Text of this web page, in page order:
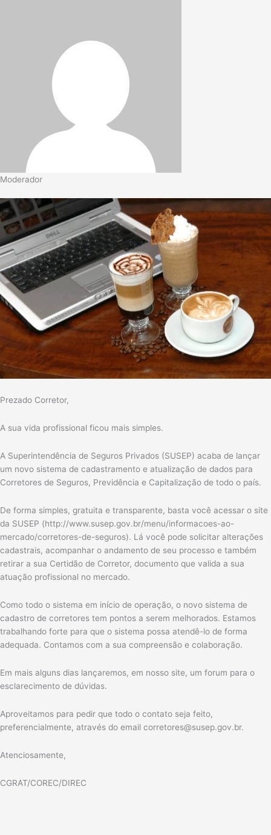
Moderador
Prezado Corretor,
A sua vida profissional ficou mais simples.
A Superintendência de Seguros Privados (SUSEP) acaba de lançar
um novo sistema de cadastramento e atualização de dados para
Corretores de Seguros, Previdência e Capitalização de todo o país.
De forma simples, gratuita e transparente, basta você acessar o site
da SUSEP (http://www.susep.gov.br/menu/informacoes-ao-
mercado/corretores-de-seguros). Lá você pode solicitar alterações
cadastrais, acompanhar o andamento de seu processo e também
retirar a sua Certidão de Corretor, documento que valida a sua
atuação profissional no mercado.
Como todo o sistema em início de operação, o novo sistema de
cadastro de corretores tem pontos a serem melhorados. Estamos
trabalhando forte para que o sistema possa atendê-lo de forma
adequada. Contamos com a sua compreensão e colaboração.
Em mais alguns dias lançaremos, em nosso site, um forum para o
esclarecimento de dúvidas.
Aproveitamos para pedir que todo o contato seja feito,
preferencialmente, através do email corretores@susep.gov.br.
Atenciosamente,
CGRAT/COREC/DIREC